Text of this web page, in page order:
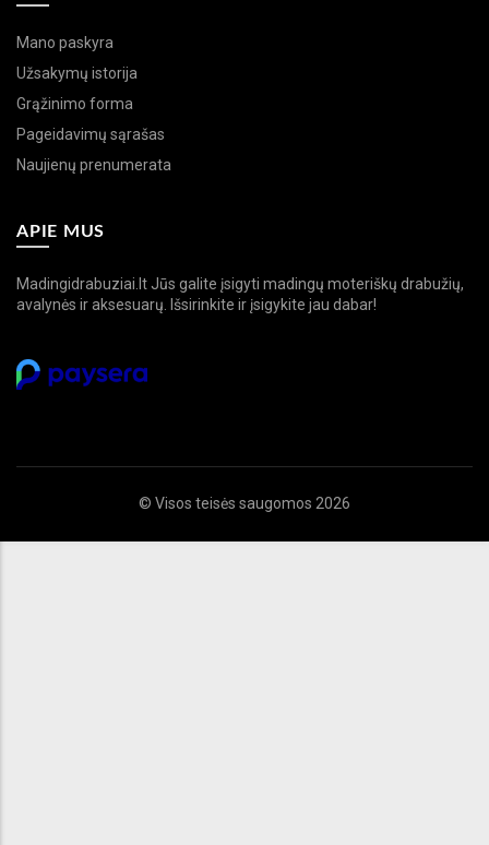
Mano paskyra
Užsakymų istorija
Grąžinimo forma
Pageidavimų sąrašas
Naujienų prenumerata
APIE MUS
Madingidrabuziai.lt Jūs galite įsigyti madingų moteriškų drabužių,
avalynės ir aksesuarų. Išsirinkite ir įsigykite jau dabar!
© Visos teisės saugomos 2026